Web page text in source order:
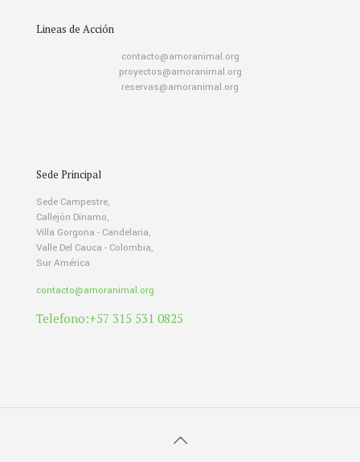
Lineas de Acción
contacto@amoranimal.org
proyectos@amoranimal.org
reservas@amoranimal.org
Sede Principal
Sede Campestre,
Callejón Dínamo,
Villa Gorgona - Candelaria,
Valle Del Cauca - Colombia,
Sur América
contacto@amoranimal.org
Telefono:+57 315 531 0825